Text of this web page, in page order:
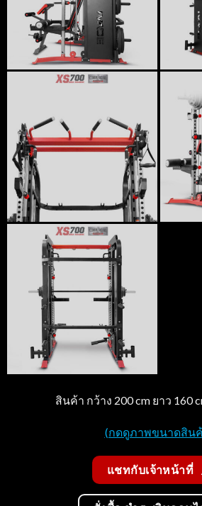
สินค้า กว้าง 200 cm ยาว 160
(กดดูภาพขนาดสิน
แชทกับเจ้าหน้าที่